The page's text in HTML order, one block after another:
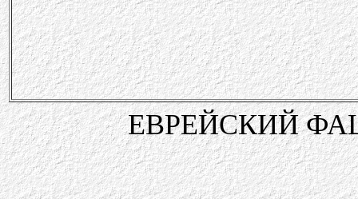
ЕВРЕЙСКИЙ